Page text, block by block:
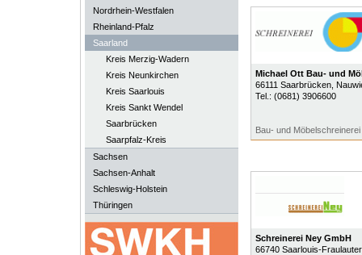
Nordrhein-Westfalen
Rheinland-Pfalz
Saarland
Kreis Merzig-Wadern
Kreis Neunkirchen
Kreis Saarlouis
Kreis Sankt Wendel
Saarbrücken
Saarpfalz-Kreis
Sachsen
Sachsen-Anhalt
Schleswig-Holstein
Thüringen
Michael Ott Bau- und
66111 Saarbrücken,
Tel.: (0681) 3906600
Bau- und Möbelschreinerei
Schreinerei Ney GmbH
66740 Saarlouis-